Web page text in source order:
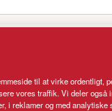
til at virke ordentligt,
vores traffik. Vi deler også
i reklamer og med analytiske